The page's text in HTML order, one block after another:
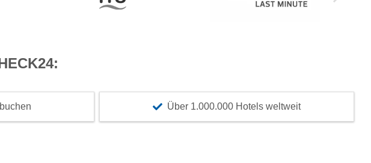
Über 1.000.000 Hotels weltweit